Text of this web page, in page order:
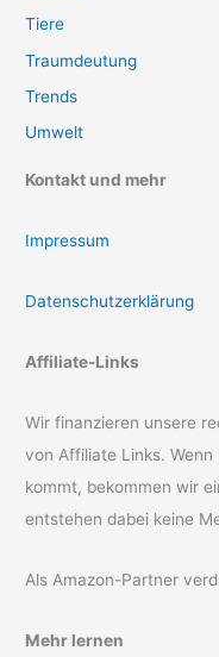
Tiere
Traumdeutung
Trends
Umwelt
Kontakt und mehr
Impressum
Datenschutzerklärung
Affiliate-Links
Wir finanzieren unsere
von Affiliate Links.
kommt, bekommen wir
entstehen dabei keine
Als Amazon-Partner
Mehr lernen